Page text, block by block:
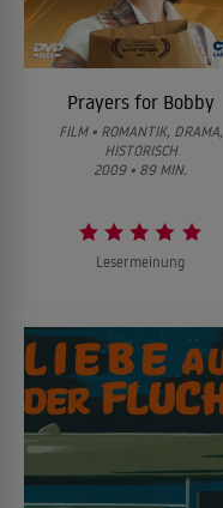
Prayers for Bobby
FILM • ROMANTIK, DRAMA,
HISTORISCH
2009 • 89 MIN.
Lesermeinung